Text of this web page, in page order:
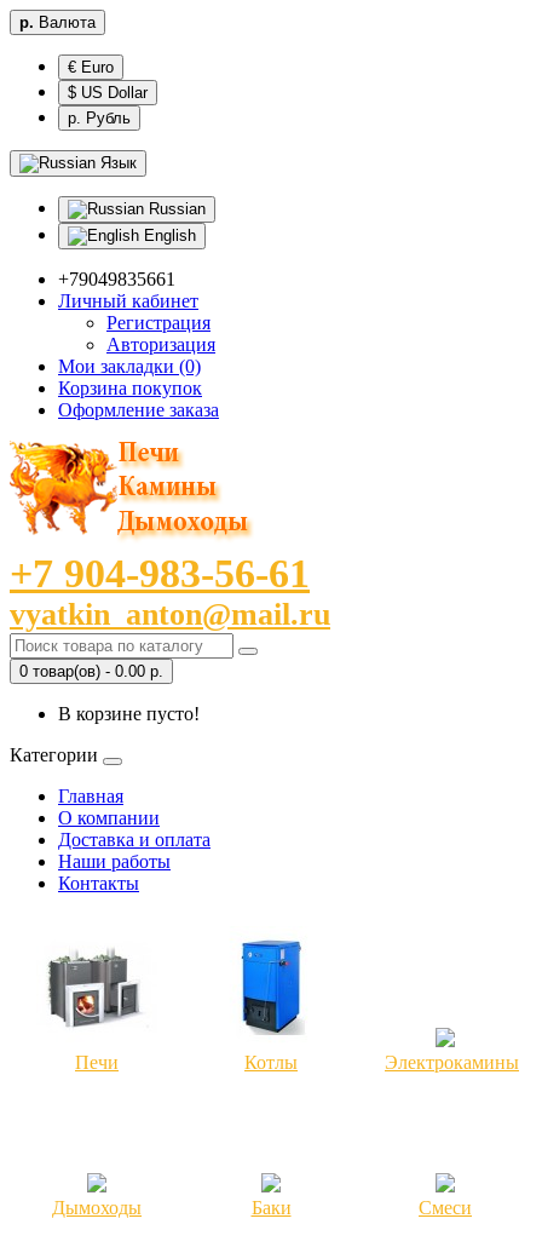
р. Валюта
€ Euro
$ US Dollar
р. Рубль
Язык
Russian
English
+79049835661
Личный кабинет
Регистрация
Авторизация
Мои закладки (0)
Корзина покупок
Оформление заказа
+7 904-983-56-61
vyatkin_anton@mail.ru
0 товар(ов) - 0.00 р.
В корзине пусто!
Категории
Главная
О компании
Доставка и оплата
Наши работы
Контакты
Печи Котлы Электрокамины
Дымоходы Баки Смеси